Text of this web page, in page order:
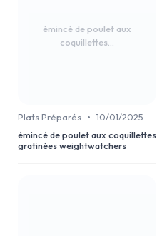
émincé de poulet aux
coquillettes...
Plats Préparés • 10/01/2025
émincé de poulet aux coquillettes
gratinées weightwatchers